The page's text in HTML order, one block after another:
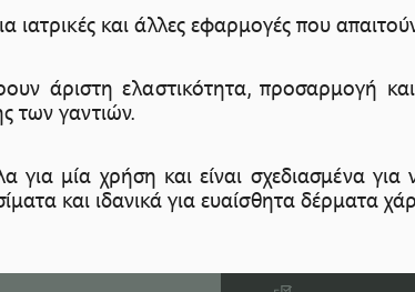
ιατρικές και άλλες εφαρμογές που
άριστη ελαστικότητα, προσαρμογή
των γαντιών.
για μία χρήση και είναι σχεδιασμένα
και ιδανικά για ευαίσθητα δέρματα